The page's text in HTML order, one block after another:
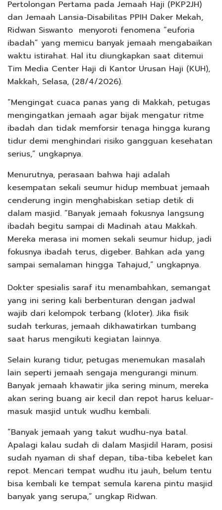
Pertolongan Pertama pada Jemaah Haji (PKP2JH)
dan Jemaah Lansia-Disabilitas PPIH Daker Mekah,
Ridwan Siswanto menyoroti fenomena “euforia
ibadah” yang memicu banyak jemaah mengabaikan
waktu istirahat. Hal itu diungkapkan saat ditemui
Tim Media Center Haji di Kantor Urusan Haji (KUH),
Makkah, Selasa, (28/4/2026).
“Mengingat cuaca panas yang di Makkah, petugas
mengingatkan jemaah agar bijak mengatur ritme
ibadah dan tidak memforsir tenaga hingga kurang
tidur demi menghindari risiko gangguan kesehatan
serius,” ungkapnya.
Menurutnya, perasaan bahwa haji adalah
kesempatan sekali seumur hidup membuat jemaah
cenderung ingin menghabiskan setiap detik di
dalam masjid. “Banyak jemaah fokusnya langsung
ibadah begitu sampai di Madinah atau Makkah.
Mereka merasa ini momen sekali seumur hidup, jadi
fokusnya ibadah terus, digeber. Bahkan ada yang
sampai semalaman hingga Tahajud,” ungkapnya.
Dokter spesialis saraf itu menambahkan, semangat
yang ini sering kali berbenturan dengan jadwal
wajib dari kelompok terbang (kloter). Jika fisik
sudah terkuras, jemaah dikhawatirkan tumbang
saat harus mengikuti kegiatan lainnya.
Selain kurang tidur, petugas menemukan masalah
lain seperti jemaah sengaja mengurangi minum.
Banyak jemaah khawatir jika sering minum, mereka
akan sering buang air kecil dan repot harus keluar-
masuk masjid untuk wudhu kembali.
“Banyak jemaah yang takut wudhu-nya batal.
Apalagi kalau sudah di dalam Masjidil Haram, posisi
sudah nyaman di shaf depan, tiba-tiba kebelet kan
repot. Mencari tempat wudhu itu jauh, belum tentu
bisa kembali ke tempat semula karena pintu masjid
banyak yang serupa,” ungkap Ridwan.